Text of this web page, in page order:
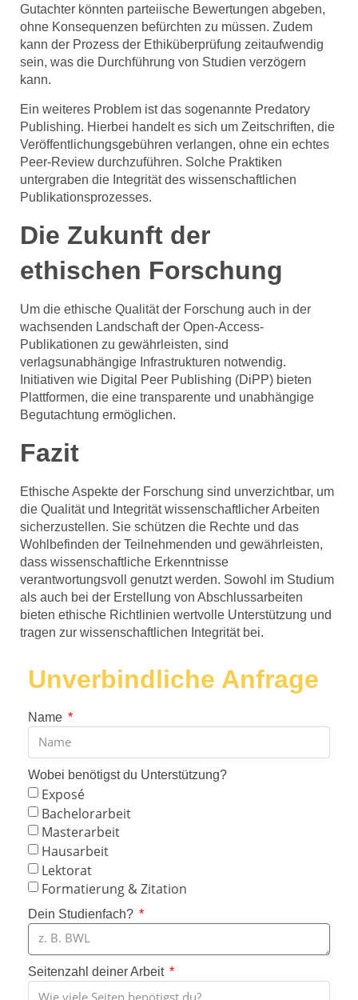
Gutachter könnten parteiische Bewertungen abgeben,
ohne Konsequenzen befürchten zu müssen. Zudem
kann der Prozess der Ethiküberprüfung zeitaufwendig
sein, was die Durchführung von Studien verzögern
kann.
Ein weiteres Problem ist das sogenannte Predatory
Publishing. Hierbei handelt es sich um Zeitschriften, die
Veröffentlichungsgebühren verlangen, ohne ein echtes
Peer-Review durchzuführen. Solche Praktiken
untergraben die Integrität des wissenschaftlichen
Publikationsprozesses.
Die Zukunft der
ethischen Forschung
Um die ethische Qualität der Forschung auch in der
wachsenden Landschaft der Open-Access-
Publikationen zu gewährleisten, sind
verlagsunabhängige Infrastrukturen notwendig.
Initiativen wie Digital Peer Publishing (DiPP) bieten
Plattformen, die eine transparente und unabhängige
Begutachtung ermöglichen.
Fazit
Ethische Aspekte der Forschung sind unverzichtbar, um
die Qualität und Integrität wissenschaftlicher Arbeiten
sicherzustellen. Sie schützen die Rechte und das
Wohlbefinden der Teilnehmenden und gewährleisten,
dass wissenschaftliche Erkenntnisse
verantwortungsvoll genutzt werden. Sowohl im Studium
als auch bei der Erstellung von Abschlussarbeiten
bieten ethische Richtlinien wertvolle Unterstützung und
tragen zur wissenschaftlichen Integrität bei.
Unverbindliche Anfrage
Name
Wobei benötigst du Unterstützung?
Exposé
Bachelorarbeit
Masterarbeit
Hausarbeit
Lektorat
Formatierung & Zitation
Dein Studienfach?
Seitenzahl deiner Arbeit